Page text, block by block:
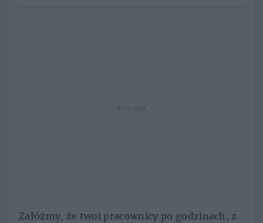
REKLAMA
Załóżmy, że twoi pracownicy po godzinach, z